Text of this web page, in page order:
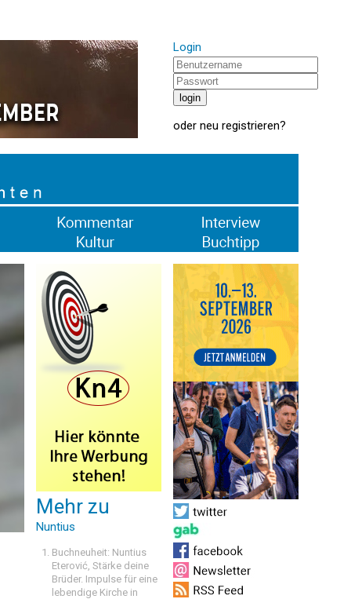
Login
oder neu registrieren?
Mehr zu
Nuntius
Buchneuheit: Nuntius
Eterović, Stärke deine
Brüder. Impulse für eine
lebendige Kirche in